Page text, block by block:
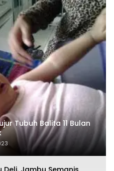
Tubuh Balita 11 Bulan